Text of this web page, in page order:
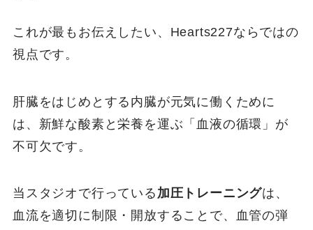
これが最もお伝えしたい、Hearts227ならではの
視点です。
肝臓をはじめとする内臓が元気に働くために
は、新鮮な酸素と栄養を運ぶ「血液の循環」が
不可欠です。
当スタジオで行っている 加圧トレーニングは、
血流を適切に制限・開放することで、血管の弾